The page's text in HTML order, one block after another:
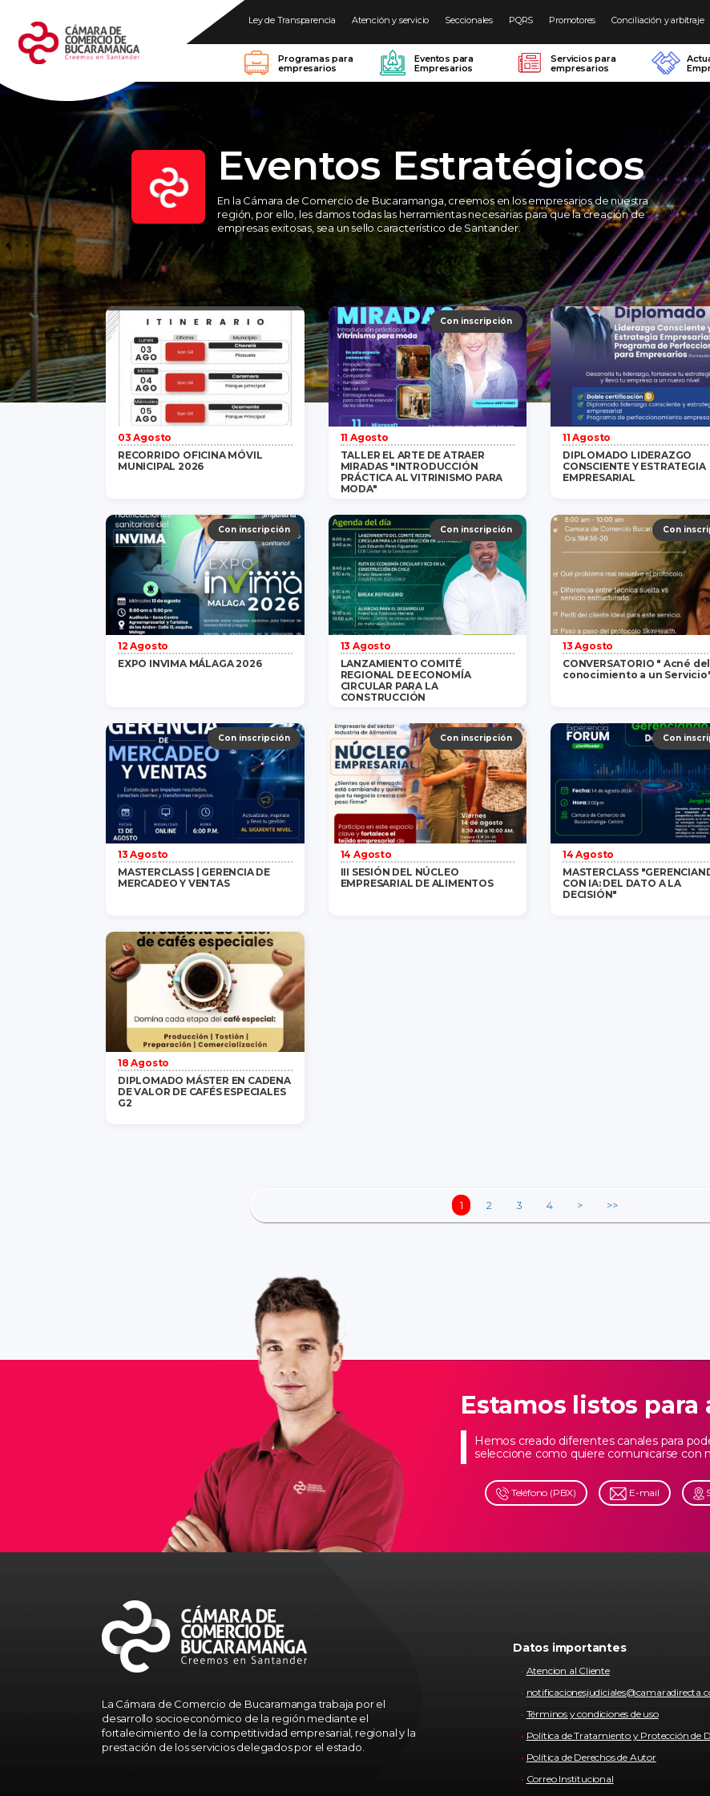
Ley de Transparencia Atención y servicio Seccionales PQRS Promotores Conciliación y arbitraje
Programas para
empresarios
Eventos para
Empresarios
Servicios para
empresarios
Eventos Estratégicos
En la Cámara de Comercio de Bucaramanga, creemos en los empresarios de nuestra
región, por ello, les damos todas las herramientas necesarias para que la creación de
empresas exitosas, sea un sello característico de Santander.
03 Agosto
RECORRIDO OFICINA MÓVIL
MUNICIPAL 2026
Con inscripción
11 Agosto
TALLER EL ARTE DE ATRAER
MIRADAS "INTRODUCCIÓN
PRÁCTICA AL VITRINISMO PARA
MODA"
11 Agosto
DIPLOMADO LIDERAZGO
CONSCIENTE Y ESTRATEGIA
EMPRESARIAL
Con inscripción
12 Agosto
EXPO INVIMA MÁLAGA 2026
Con inscripción
13 Agosto
LANZAMIENTO COMITÉ
REGIONAL DE ECONOMÍA
CIRCULAR PARA LA
CONSTRUCCIÓN
Con
13 Agosto
CONVERSATORIO " Acné del
conocimiento a un
Con inscripción
13 Agosto
MASTERCLASS | GERENCIA DE
MERCADEO Y VENTAS
Con inscripción
14 Agosto
III SESIÓN DEL NÚCLEO
EMPRESARIAL DE ALIMENTOS
Con
14 Agosto
MASTERCLASS
CON IA: DEL DATO A LA
DECISIÓN"
18 Agosto
DIPLOMADO MÁSTER EN CADENA
DE VALOR DE CAFÉS ESPECIALES
G2
1 2 3 4 > >>
Estamos listos para
Hemos creado diferentes canales para
seleccione como quiere comunicarse con
Teléfono (PBX) E-mail
La Cámara de Comercio de Bucaramanga trabaja por el
desarrollo socioeconómico de la región mediante el
fortalecimiento de la competitividad empresarial, regional y la
prestación de los servicios delegados por el estado.
Datos importantes
Atencion al Cliente
Términos y condiciones de uso
Política de Tratamiento y Protección de
Política de Derechos de Autor
Correo Institucional